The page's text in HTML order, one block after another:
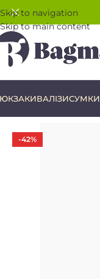
Skip to navigation
Skip to main content
ВАЛІЗИСУМКИ
-42%